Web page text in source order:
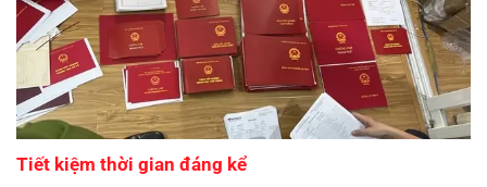
Tiết kiệm thời gian đáng kể